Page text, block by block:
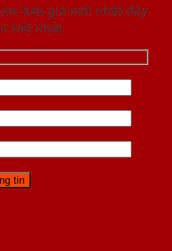
báo giá mới nhât đầy
tiết nhất.